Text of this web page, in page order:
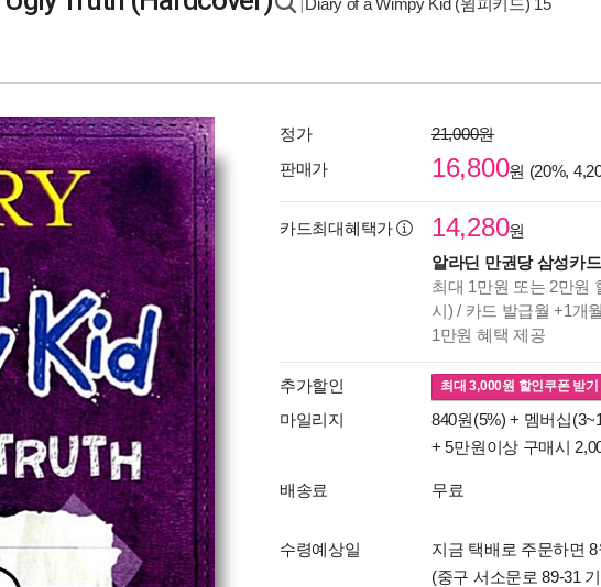
Diary of a Wimpy Kid (윔피키드) 15
정가
21,000원
판매가
16,800원 (20%,
카드최대혜택가 14,280원
알라딘 만권당 삼성카
최대 1만원 또는 2만원
시) / 카드 발급월 +1개
1만원 혜택 제공
추가할인 최대3,000원 할인쿠폰 받기
마일리지 840원(5%) + 멤버십
+ 5만원이상 구매시
배송료 무료
수령예상일
지금 택배로 주문하면
(중구 서소문로 89-31